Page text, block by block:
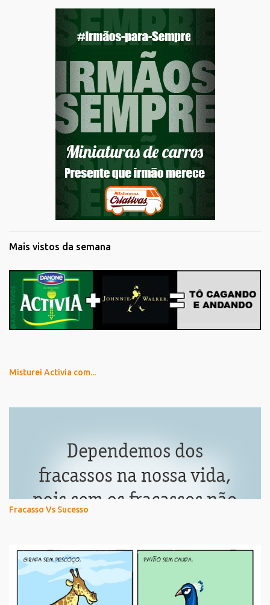
Mais vistos da semana
Misturei Activia com...
Fracasso Vs Sucesso